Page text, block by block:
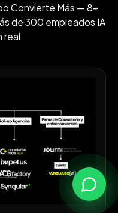
Convierte Más — 8+
de 300 empleados IA
real.